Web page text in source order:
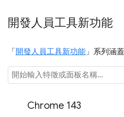
開發人員工具新功能
「開發人員工具新功能 」系列涵
Chrome 143